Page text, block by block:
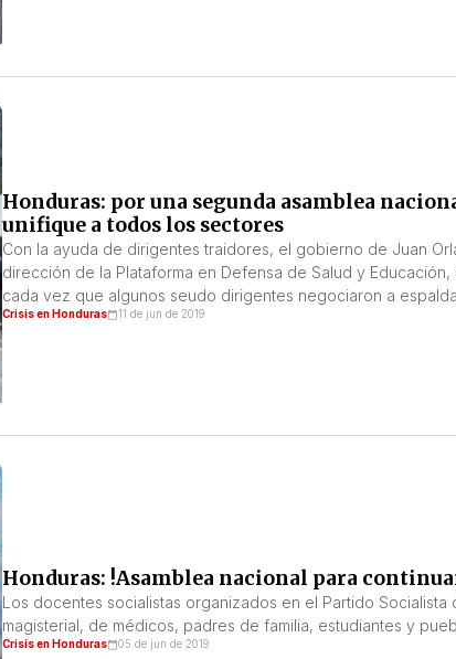
Honduras: por una segunda asamblea
unifique a todos los sectores
Con la ayuda de dirigentes traidores, el gobierno de Juan
dirección de la Plataforma en Defensa de Salud y
cada vez que algunos seudo dirigentes negociaron a
Crisis en Honduras 11 de jun de 2019
Honduras: !Asamblea nacional para
Los docentes socialistas organizados en el Partido
magisterial, de médicos, padres de familia, estudiantes y
Crisis en Honduras 05 de jun de 2019